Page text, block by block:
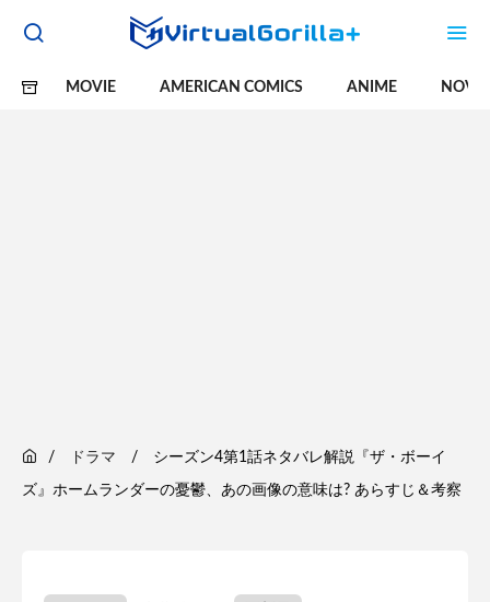
MOVIE AMERICAN COMICS ANIME
ドラマ シーズン4第1話ネタバレ解説『ザ・ボーイ
ズ』ホームランダーの憂鬱、あの画像の意味は? あらすじ＆考察